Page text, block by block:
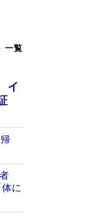
一覧
イ
帰
に